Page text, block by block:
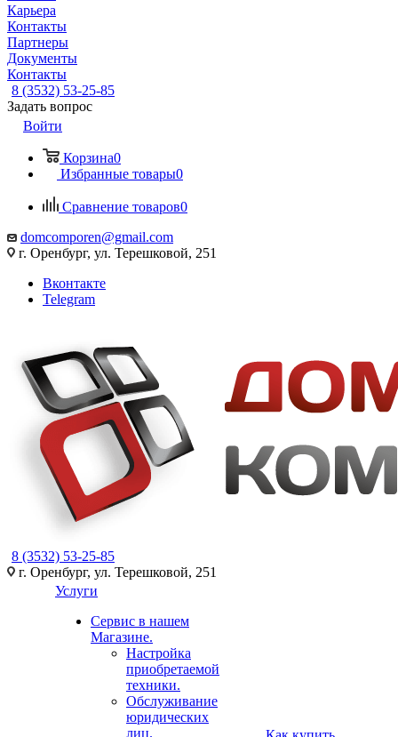
Карьера
Контакты
Партнеры
Документы
Контакты
8 (3532) 53-25-85
Задать вопрос
Войти
Корзина0
Избранные товары0
Сравнение товаров0
domcomporen@gmail.com
г. Оренбург, ул. Терешковой, 251
Вконтакте
Telegram
8 (3532) 53-25-85
г. Оренбург, ул. Терешковой, 251
Услуги
Сервис в нашем
Магазине.
Настройка
приобретаемой
техники.
Обслуживание
юридических
лиц.